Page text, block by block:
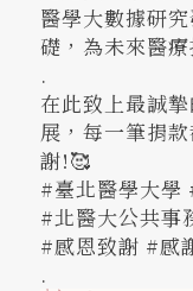
醫學大數據研
礎，為未來醫
.
在此致上最誠
展，每一筆捐
謝!🥰
#臺北醫學大
#北醫大公共事
#感恩致謝 #感
.